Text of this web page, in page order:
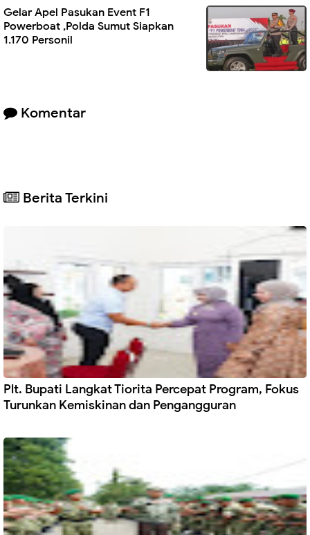
Gelar Apel Pasukan Event F1
Powerboat ,Polda Sumut Siapkan
1.170 Personil
Komentar
Berita Terkini
Plt. Bupati Langkat Tiorita Percepat Program, Fokus
Turunkan Kemiskinan dan Pengangguran